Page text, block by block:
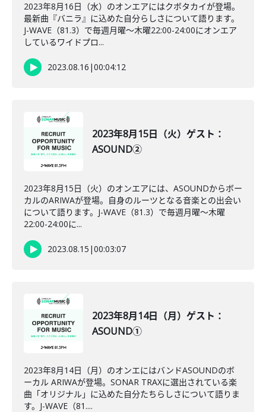
2023年8月16日（水）のオンエアにはクボタカイが登場。
最新曲『バニラ』に込めた自分らしさについて語ります。
J-WAVE（81.3）で毎週月曜～木曜22:00-24:00にオンエア
しているワイドプロ...
2023.08.16 |00:04:12
2023年8月15日（火）ゲスト：
ASOUND②
2023年8月15日（火）のオンエアには、ASOUNDからボー
カルのARIWAが登場。自身のルーツとなる音楽との出会い
について語ります。J-WAVE（81.3）で毎週月曜～木曜
22:00-24:00に...
2023.08.15 |00:03:07
2023年8月14日（月）ゲスト：
ASOUND①
2023年8月14日（月）のオンエにはバンドASOUNDのボ
ーカル ARIWAが登場。SONAR TRAXに選出されている楽
曲「オリジナル」に込めた自分たちらしさについて語りま
す。J-WAVE（81....